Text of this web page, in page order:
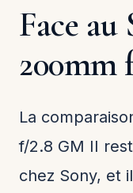
Face au
La
f/2.8 GM II
chez Sony, et